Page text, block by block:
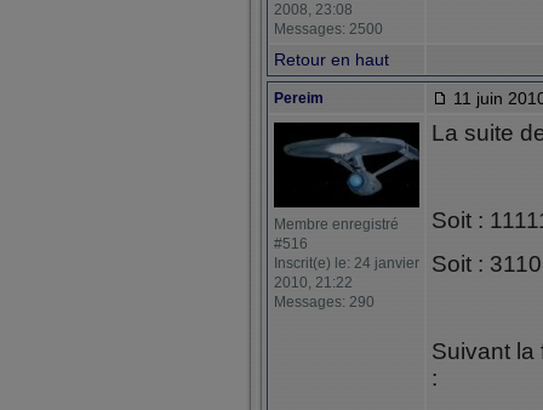
2008, 23:08
Messages: 2500
Retour en haut
Pereim 11 juin
Membre enregistré
#516
Inscrit(e) le: 24 janvier
2010, 21:22
Messages: 290
La suite
Soit :
Soit : 3110
Suivant la
: